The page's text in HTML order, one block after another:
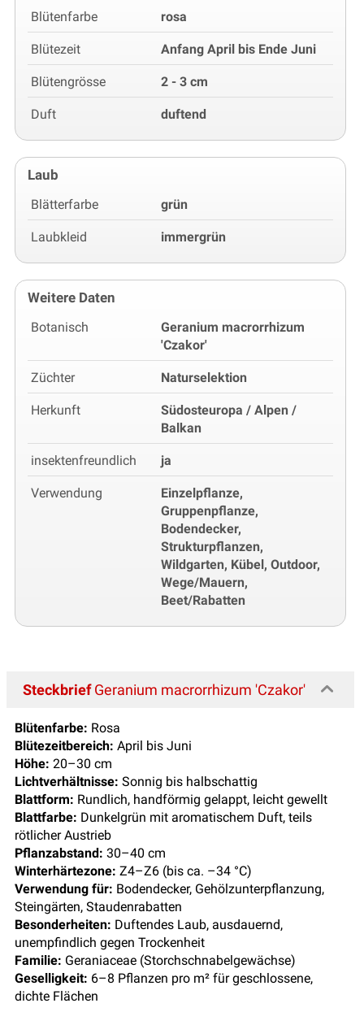
Blütenfarbe rosa
Blütezeit Anfang April bis Ende Juni
Blütengrösse 2 - 3 cm
Duft duftend
Laub
Blätterfarbe grün
Laubkleid immergrün
Weitere Daten
Botanisch
Geranium macrorrhizum
'Czakor'
Züchter Naturselektion
Herkunft
Südosteuropa / Alpen /
Balkan
insektenfreundlich ja
Verwendung
Einzelpflanze,
Gruppenpflanze,
Bodendecker,
Strukturpflanzen,
Wildgarten, Kübel, Outdoor,
Wege/Mauern,
Beet/Rabatten
SteckbriefGeranium macrorrhizum 'Czakor'
Blütenfarbe: Rosa
Blütezeitbereich: April bis Juni
Höhe: 20–30 cm
Lichtverhältnisse: Sonnig bis halbschattig
Blattform: Rundlich, handförmig gelappt, leicht gewellt
Blattfarbe: Dunkelgrün mit aromatischem Duft, teils
rötlicher Austrieb
Pflanzabstand: 30–40 cm
Winterhärtezone: Z4–Z6 (bis ca. –34 °C)
Verwendung für: Bodendecker, Gehölzunterpflanzung,
Steingärten, Staudenrabatten
Besonderheiten: Duftendes Laub, ausdauernd,
unempfindlich gegen Trockenheit
Familie: Geraniaceae (Storchschnabelgewächse)
Geselligkeit: 6–8 Pflanzen pro m² für geschlossene,
dichte Flächen